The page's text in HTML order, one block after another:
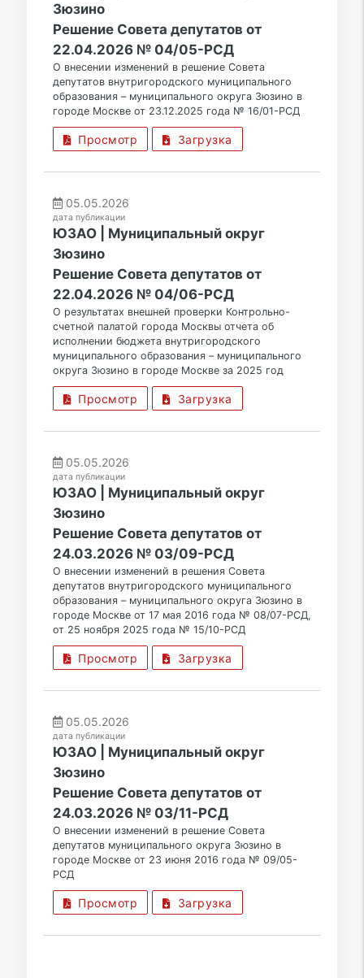
Зюзино
Решение Совета депутатов от
22.04.2026 № 04/05-РСД
О внесении изменений в решение Совета
депутатов внутригородского муниципального
образования – муниципального округа Зюзино в
городе Москве от 23.12.2025 года № 16/01-РСД
Просмотр Загрузка
05.05.2026
дата публикации
ЮЗАО | Муниципальный округ
Зюзино
Решение Совета депутатов от
22.04.2026 № 04/06-РСД
О результатах внешней проверки Контрольно-
счетной палатой города Москвы отчета об
исполнении бюджета внутригородского
муниципального образования – муниципального
округа Зюзино в городе Москве за 2025 год
Просмотр Загрузка
05.05.2026
дата публикации
ЮЗАО | Муниципальный округ
Зюзино
Решение Совета депутатов от
24.03.2026 № 03/09-РСД
О внесении изменений в решения Совета
депутатов внутригородского муниципального
образования – муниципального округа Зюзино в
городе Москве от 17 мая 2016 года № 08/07-РСД,
от 25 ноября 2025 года № 15/10-РСД
Просмотр Загрузка
05.05.2026
дата публикации
ЮЗАО | Муниципальный округ
Зюзино
Решение Совета депутатов от
24.03.2026 № 03/11-РСД
О внесении изменений в решение Совета
депутатов муниципального округа Зюзино в
городе Москве от 23 июня 2016 года № 09/05-
РСД
Просмотр Загрузка